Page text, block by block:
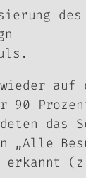
des
auf
90
das
„Alle